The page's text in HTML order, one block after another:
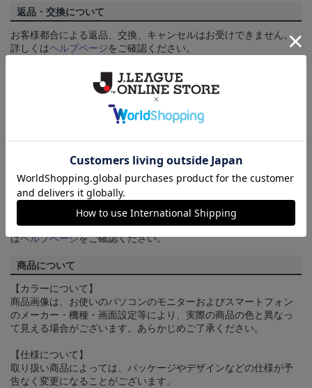
返品・交換について
お客様都合による返品、交換、キャンセルはお受けできません。
詳しくはヘルプページをご確認ください。
ご注文の確定について
買い物かごに入れるだけでは在庫は確保されませんので、お早め
にご購入手続きをお済ませください。
送料について
3,980円（税込）以上のご注文は全国一律送料無料です。詳しくは
ヘルプページをご確認ください。
配送方法について
一部商品はメール便でのお届けとなる場合がございます。詳しく
はヘルプページをご確認ください。
商品について
【カラーについて】
商品画像は、お使いのパソコンのモニターおよびスマートフォン
のメーカー・機種・画面設定等により、実際の商品の色と異なっ
て見える場合がございます。あらかじめご了承ください。
【仕様について】
取り扱い商品によっては、パッケージやデザインなどの仕様が予
告なく変更になることがございます。